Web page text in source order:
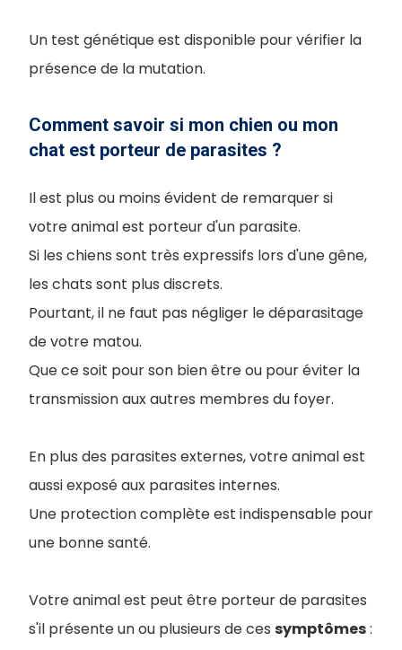
Un test génétique est disponible pour vérifier la
présence de la mutation.
Comment savoir si mon chien ou mon
chat est porteur de parasites ?
Il est plus ou moins évident de remarquer si
votre animal est porteur d'un parasite.
Si les chiens sont très expressifs lors d'une gêne,
les chats sont plus discrets.
Pourtant, il ne faut pas négliger le déparasitage
de votre matou.
Que ce soit pour son bien être ou pour éviter la
transmission aux autres membres du foyer.
En plus des parasites externes, votre animal est
aussi exposé aux parasites internes.
Une protection complète est indispensable pour
une bonne santé.
Votre animal est peut être porteur de parasites
s'il présente un ou plusieurs de ces symptômes: